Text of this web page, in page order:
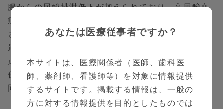
腸からの尿酸排泄低下が加えられており、高尿酸血
症の病型に沿って尿酸降下薬を投与することが推奨
されています。
最後に痛風外来のアドヒアランスが悪いという問題
点が挙げられています。高尿酸血症の患者さんは合
併症を有していることが多いため、合併症の治療を
同時に行うことがアドヒアランス改善に重要です。
あなたは医療従事者ですか？
本サイトは、医療関係者（医師、歯科医
師、薬剤師、看護師等）を対象に情報提供
するサイトです。掲載する情報は、一般の
方に対する情報提供を目的としたものでは